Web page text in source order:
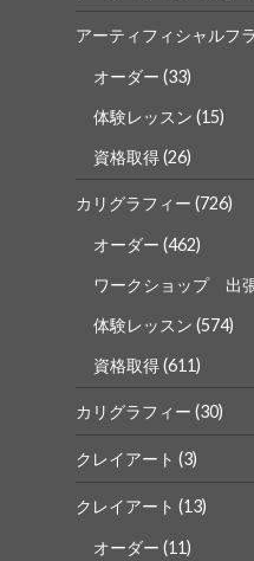
アーティフィシャルフ
オーダー (33)
体験レッスン (15)
資格取得(26)
カリグラフィー (726)
オーダー (462)
ワークショップ 出
体験レッスン (574)
資格取得(611)
カリグラフィー (30)
クレイアート (3)
クレイアート (13)
オーダー (11)